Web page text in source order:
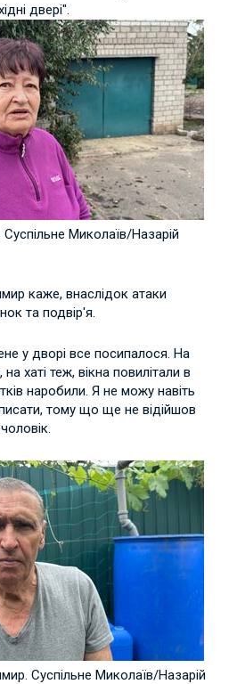
двері".
Миколаїв/Назарій
каже, внаслідок атаки
та подвір'я.
у дворі все посипалося. На
хаті теж, вікна повилітали в
наробили. Я не можу навіть
тому що ще не відійшов
Суспільне Миколаїв/Назарій